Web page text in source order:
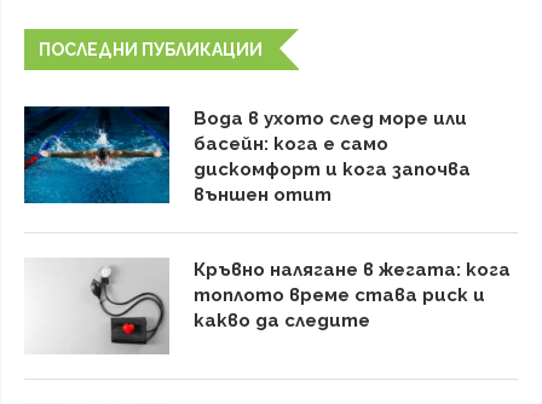
ПОСЛЕДНИ ПУБЛИКАЦИИ
Вода в ухото след море или
басейн: кога е само
дискомфорт и кога започва
външен отит
Кръвно налягане в жегата: кога
топлото време става риск и
какво да следите